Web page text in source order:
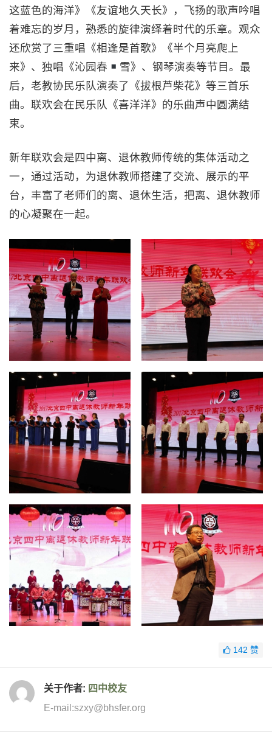
这蓝色的海洋》《友谊地久天长》，飞扬的歌声吟唱
着难忘的岁月，熟悉的旋律演绎着时代的乐章。观众
还欣赏了三重唱《相逢是首歌》《半个月亮爬上
来》、独唱《沁园春
雪》、钢琴演奏等节目。最
后，老教协民乐队演奏了《拔根芦柴花》等三首乐
曲。联欢会在民乐队《喜洋洋》的乐曲声中圆满结
束。
新年联欢会是四中离、退休教师传统的集体活动之
一，通过活动，为退休教师搭建了交流、展示的平
台，丰富了老师们的离、退休生活，把离、退休教师
的心凝聚在一起。
142 赞
关于作者: 四中校友
E-mail:szxy@bhsfer.org